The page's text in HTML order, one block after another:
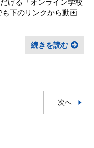
ける「オンライン学校
下のリンクから動画
続きを読む
次へ